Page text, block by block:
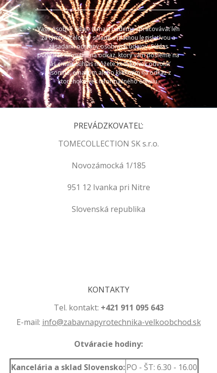
Vaše osobné údaje (email) budeme spracovávať len
za týmto účelom v súlade s platnou legislatívou a
zásadami ochrany osobných údajov. Súhlas
potvrdíte kliknutím na odkaz, ktorý vám pošleme na
váš email. Súhlas môžete kedykoľvek odvolať
písomne, emailom alebo kliknutím na odkaz z
ktoréhokoľvek informačného emailu.
PREVÁDZKOVATEĽ:
TOMECOLLECTION SK s.r.o.
Novozámocká 1/185
951 12 Ivanka pri Nitre
Slovenská republika
KONTAKTY
Tel. kontakt: +421 911 095 643
E-mail: info@zabavnapyrotechnika-velkoobchod.sk
Otváracie hodiny:
Kancelária a sklad Slovensko:PO - ŠT: 6.30 - 16.00